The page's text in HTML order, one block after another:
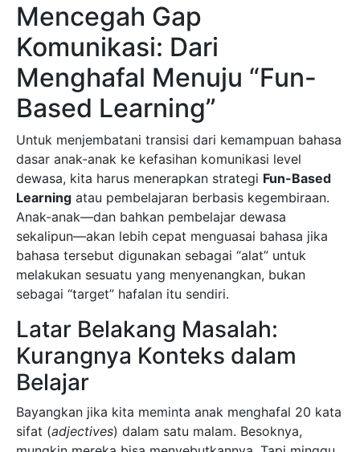
Mencegah Gap
Komunikasi: Dari
Menghafal Menuju “Fun-
Based Learning”
Untuk menjembatani transisi dari kemampuan bahasa
dasar anak-anak ke kefasihan komunikasi level
dewasa, kita harus menerapkan strategi Fun-Based
Learning atau pembelajaran berbasis kegembiraan.
Anak-anak—dan bahkan pembelajar dewasa
sekalipun—akan lebih cepat menguasai bahasa jika
bahasa tersebut digunakan sebagai “alat” untuk
melakukan sesuatu yang menyenangkan, bukan
sebagai “target” hafalan itu sendiri.
Latar Belakang Masalah:
Kurangnya Konteks dalam
Belajar
Bayangkan jika kita meminta anak menghafal 20 kata
sifat (adjectives) dalam satu malam. Besoknya,